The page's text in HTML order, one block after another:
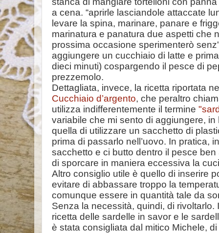
a cena. “aprirle lasciandole attaccate
levare la spina, marinare, panare e
marinatura e panatura due aspetti che
prossima occasione sperimenterò
aggiungere un cucchiaio di latte e
dieci minuti) cospargendo il pesce di
prezzemolo.
Dettagliata, invece, la ricetta riportata
Cucchiaio d’argento, che peraltro
utilizza indifferentemente il termine
variabile che mi sento di aggiungere,
quella di utilizzare un sacchetto di
prima di passarlo nell’uovo. In pratica,
sacchetto e ci butto dentro il pesce
di sporcare in maniera eccessiva la
Altro consiglio utile è quello di inserire
evitare di abbassare troppo la
comunque essere in quantità tale da
Senza la necessità, quindi, di
ricetta delle sardelle in savor e le
è stata consigliata dal mitico Michele,